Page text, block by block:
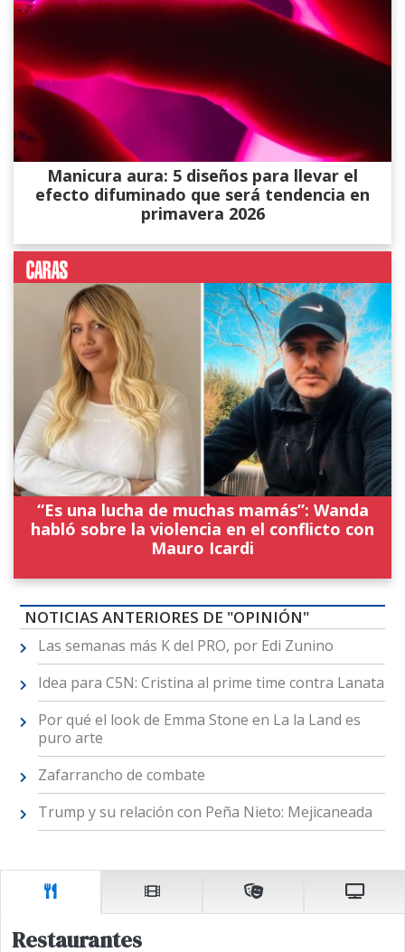
Manicura aura: 5 diseños para llevar el
efecto difuminado que será tendencia en
primavera 2026
“Es una lucha de muchas mamás”: Wanda
habló sobre la violencia en el conflicto con
Mauro Icardi
NOTICIAS ANTERIORES DE "OPINIÓN"
Las semanas más K del PRO, por Edi Zunino
Idea para C5N: Cristina al prime time contra Lanata
Por qué el look de Emma Stone en La la Land es
puro arte
Zafarrancho de combate
Trump y su relación con Peña Nieto: Mejicaneada
Restaurantes